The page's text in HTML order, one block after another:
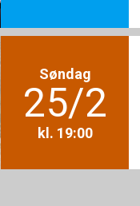
Søndag
25/2
kl. 19:00